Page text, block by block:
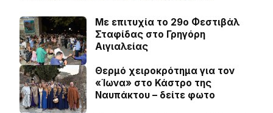
Με επιτυχία το 29ο Φεστιβάλ
Σταφίδας στο Γρηγόρη
Aιγιαλείας
Θερμό χειροκρότημα για τον
«Ίωνα» στο Κάστρο της
Ναυπάκτου – δείτε φωτο